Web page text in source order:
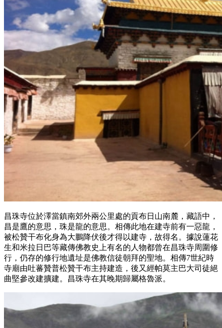
昌珠寺位於澤當鎮南郊外兩公里處的貢布日山南麓，藏語中，
昌是鷹的意思，珠是龍的意思。相傳此地在建寺前有一惡龍，
被松贊干布化身為大鵬降伏後才得以建寺，故得名。據說蓮花
生和米拉日巴等藏傳佛教史上有名的人物都曾在昌珠寺周圍修
行，仍存的修行地遺址是佛教信徒朝拜的聖地。相傳7世紀時
寺廟由吐蕃贊普松贊干布主持建造，後又經帕莫主巴大司徒絕
曲堅參改建擴建。昌珠寺在其晚期歸屬格魯派。